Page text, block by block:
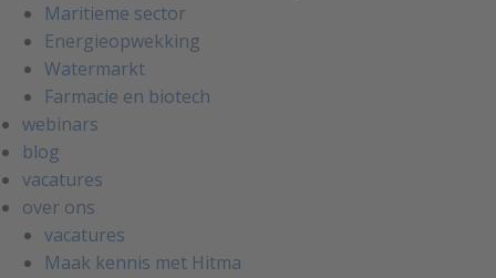
Maritieme sector
Energieopwekking
Watermarkt
Farmacie en biotech
webinars
blog
vacatures
over ons
vacatures
Maak kennis met Hitma